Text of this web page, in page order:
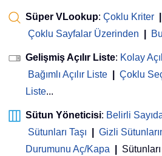
Süper VLookup: Çoklu Kriter
Çoklu Sayfalar Üzerinden
Gelişmiş Açılır Liste: Kolay
Bağımlı Açılır Liste
Çoklu
Liste...
Sütun Yöneticisi: Belirli
Sütunları Taşı
Gizli
Durumunu Aç/Kapa